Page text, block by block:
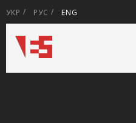
УКР РУС ENG